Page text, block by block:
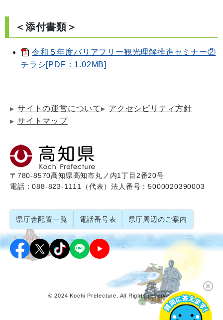
＜添付書類＞
令和５年度バリアフリー観光理解推進セミナー②
チラシ[PDF：1.02MB]
サイトの運営について
アクセシビリティ方針
サイトマップ
〒780-8570高知県高知市丸ノ内1丁目2番20号
電話：088-823-1111（代表）法人番号：5000020390003
県庁舎配置一覧 電話番号表 県庁周辺のご案内
© 2024 Kochi Prefecture. All Rights reserved.